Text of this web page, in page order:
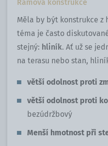
Rámová konstrukce
Měla by být konstrukce z
téma je často
stejný: hliník. Ať už se
na terasu nebo stan,
větší odolnost proti
větší odolnost proti
bezúdržbový
Menší hmotnost při